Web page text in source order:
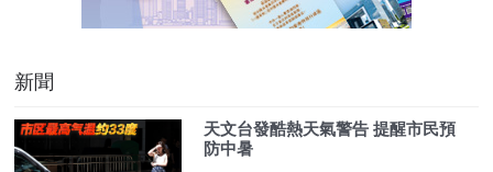
新聞
天文台發酷熱天氣警告 提醒市民預
防中暑